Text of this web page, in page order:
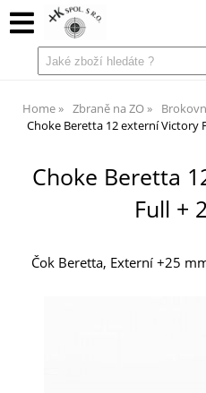
Home Zbraně na ZO
Choke Beretta 12 externí Victory
Choke Beretta
Full +
Čok Beretta, Externí +25